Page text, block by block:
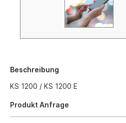
Beschreibung
KS 1200 / KS 1200 E
Produkt Anfrage